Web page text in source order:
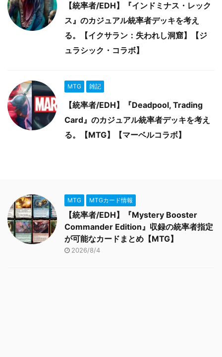
【統率者/EDH】『インドミナス・レック
ス』のカジュアル統率者デッキを考え
る。【イクサラン：失われし洞窟】【ジ
ュラシック・コラボ】
MTG 雑記
【統率者/EDH】『Deadpool, Trading
Card』のカジュアル統率者デッキを考え
る。【MTG】【マーベルコラボ】
MTG MTGカード情報
【統率者/EDH】『Mystery Booster
Commander Edition』収録の統率者指定
が可能なカードまとめ【MTG】
2026/8/4